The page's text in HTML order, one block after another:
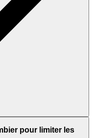
pour limiter les